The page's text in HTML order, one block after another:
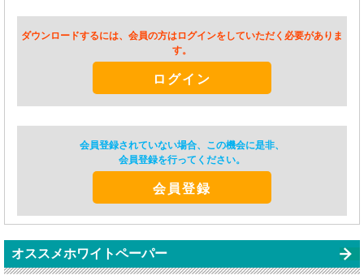
ダウンロードするには、会員の方はログインをしていただく必要がありま
す。
ログイン
会員登録されていない場合、この機会に是非、
会員登録を行ってください。
会員登録
オススメホワイトペーパー